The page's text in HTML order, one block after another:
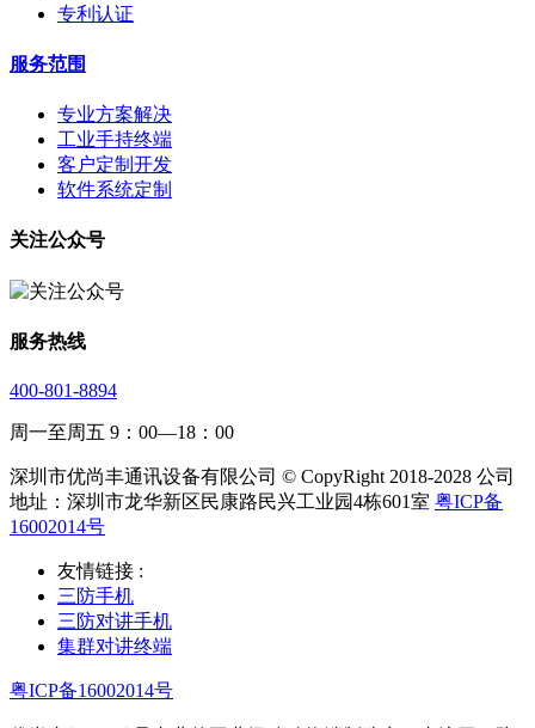
专利认证
服务范围
专业方案解决
工业手持终端
客户定制开发
软件系统定制
关注公众号
服务热线
400-801-8894
周一至周五 9：00—18：00
深圳市优尚丰通讯设备有限公司 © CopyRight 2018-2028 公司
地址：深圳市龙华新区民康路民兴工业园4栋601室 粤ICP备
16002014号
友情链接 :
三防手机
三防对讲手机
集群对讲终端
粤ICP备16002014号